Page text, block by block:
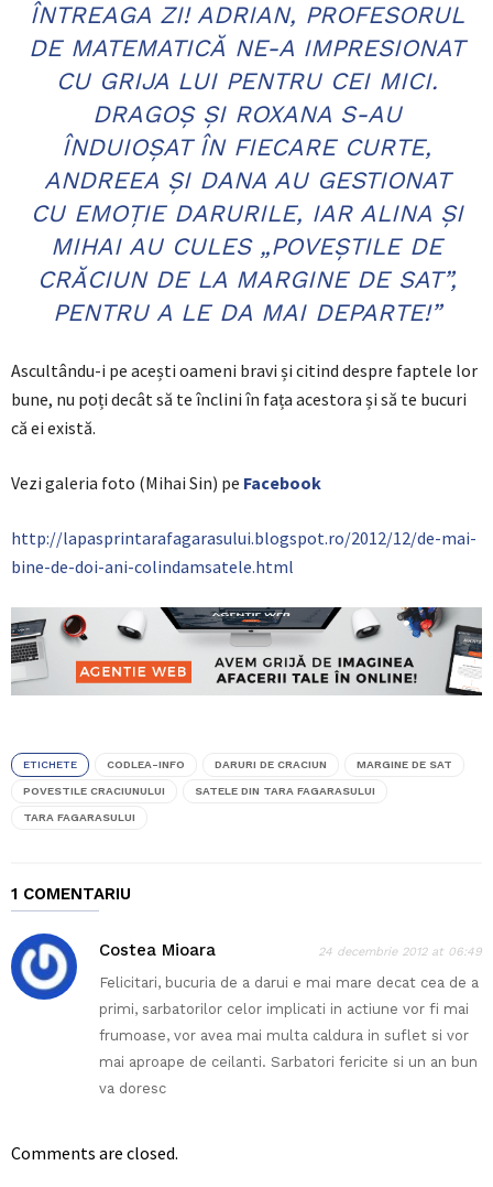
ÎNTREAGA ZI! ADRIAN, PROFESORUL
DE MATEMATICĂ NE-A IMPRESIONAT
CU GRIJA LUI PENTRU CEI MICI.
DRAGOŞ ŞI ROXANA S-AU
ÎNDUIOŞAT ÎN FIECARE CURTE,
ANDREEA ŞI DANA AU GESTIONAT
CU EMOŢIE DARURILE, IAR ALINA ŞI
MIHAI AU CULES „POVEŞTILE DE
CRĂCIUN DE LA MARGINE DE SAT”,
PENTRU A LE DA MAI DEPARTE!”
Ascultându-i pe acești oameni bravi și citind despre faptele lor
bune, nu poți decât să te înclini în fața acestora și să te bucuri
că ei există.
Vezi galeria foto (Mihai Sin) pe Facebook
http://lapasprintarafagarasului.blogspot.ro/2012/12/de-mai-
bine-de-doi-ani-colindamsatele.html
ETICHETE CODLEA-INFO DARURI DE CRACIUN MARGINE DE SAT
POVESTILE CRACIUNULUI SATELE DIN TARA FAGARASULUI
TARA FAGARASULUI
1 COMENTARIU
Costea Mioara 24 decembrie 2012 at 06:49
Felicitari, bucuria de a darui e mai mare decat cea de a
primi, sarbatorilor celor implicati in actiune vor fi mai
frumoase, vor avea mai multa caldura in suflet si vor
mai aproape de ceilanti. Sarbatori fericite si un an bun
va doresc
Comments are closed.